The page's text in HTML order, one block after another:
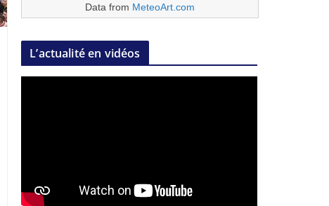
Data from MeteoArt.com
L’actualité en vidéos